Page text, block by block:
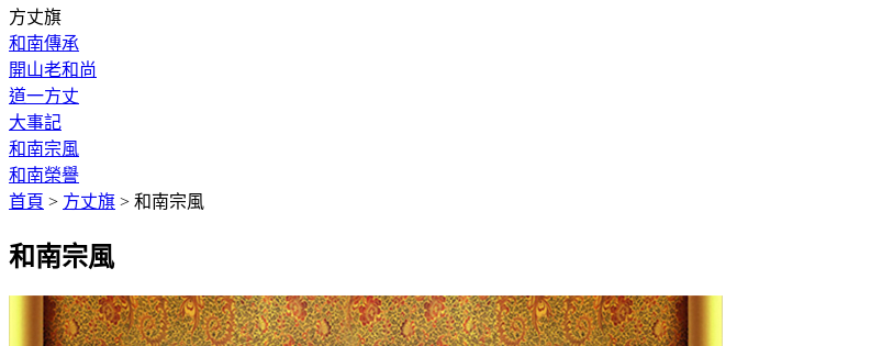
方丈旗
和南傳承
開山老和尚
道一方丈
大事記
和南宗風
和南榮譽
首頁 > 方丈旗 > 和南宗風
和南宗風